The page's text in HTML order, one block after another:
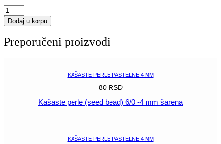
Kašaste
perle
(seed
6/0
Dodaj u korpu
Preporučeni proizvodi
KAŠASTE PERLE PASTELNE 4 MM
80 RSD
Kašaste perle (seed bead) 6/0 -4 mm šarena
KAŠASTE PERLE PASTELNE 4 MM